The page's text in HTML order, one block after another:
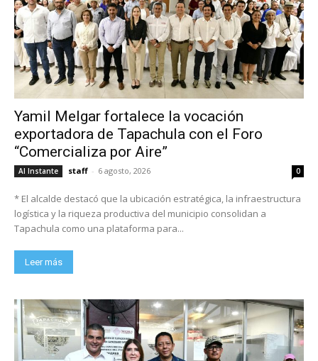
Yamil Melgar fortalece la vocación
exportadora de Tapachula con el Foro
“Comercializa por Aire”
Al Instante staff - 6 agosto, 2026 0
* El alcalde destacó que la ubicación estratégica, la infraestructura
logística y la riqueza productiva del municipio consolidan a
Tapachula como una plataforma para...
Leer más